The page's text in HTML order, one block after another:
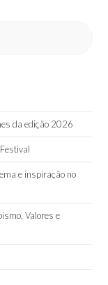
da edição 2026
e inspiração no
Valores e